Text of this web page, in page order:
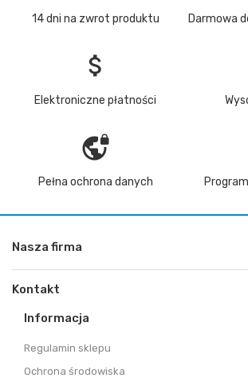
14 dni na zwrot produktu Darmowa
attach_money
Elektroniczne płatności
vpn_lock
Pełna ochrona danych
Nasza firma
Kontakt
Informacja
Regulamin sklepu
Ochrona środowiska